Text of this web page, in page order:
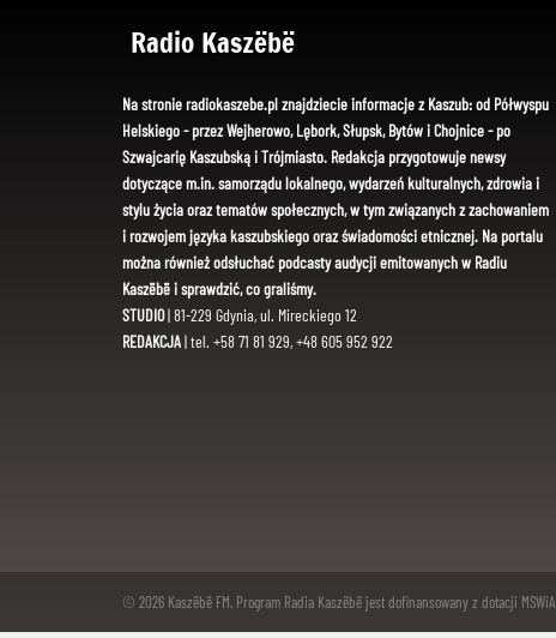
Radio Kaszëbë
Na stronie radiokaszebe.pl znajdziecie informacje z Kaszub: od Półwyspu
Helskiego - przez Wejherowo, Lębork, Słupsk, Bytów i Chojnice - po
Szwajcarię Kaszubską i Trójmiasto. Redakcja przygotowuje newsy
dotyczące m.in. samorządu lokalnego, wydarzeń kulturalnych, zdrowia i
stylu życia oraz tematów społecznych, w tym związanych z zachowaniem
i rozwojem języka kaszubskiego oraz świadomości etnicznej. Na portalu
można również odsłuchać podcasty audycji emitowanych w Radiu
Kaszëbë i sprawdzić, co graliśmy.
STUDIO| 81-229 Gdynia, ul. Mireckiego 12
REDAKCJA| tel. +58 71 81 929, +48 605 952 922
© 2026 Kaszëbë FM. Program Radia Kaszëbë jest dofinansowany z dotacji MSWiA